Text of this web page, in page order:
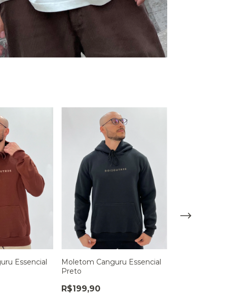
Essencial
Moletom Canguru Essencial
Preto
R$199,90